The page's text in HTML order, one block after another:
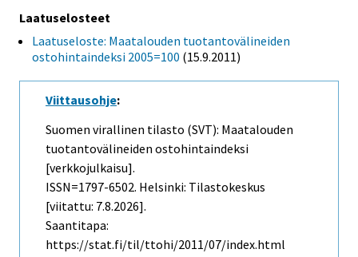
Laatuselosteet
Laatuseloste: Maatalouden tuotantovälineiden
ostohintaindeksi 2005=100 (15.9.2011)
Viittausohje:
Suomen virallinen tilasto (SVT): Maatalouden
tuotantovälineiden ostohintaindeksi
[verkkojulkaisu].
ISSN=1797-6502. Helsinki: Tilastokeskus
[viitattu: 7.8.2026].
Saantitapa:
https://stat.fi/til/ttohi/2011/07/index.html